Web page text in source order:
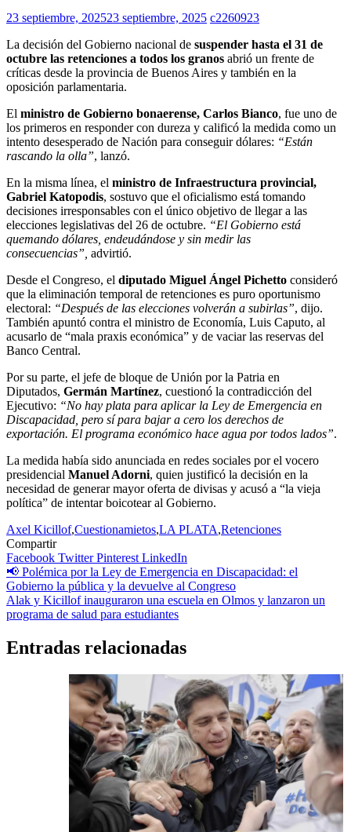
23 septiembre, 202523 septiembre, 2025 c2260923
La decisión del Gobierno nacional de suspender hasta el 31 de
octubre las retenciones a todos los granos abrió un frente de
críticas desde la provincia de Buenos Aires y también en la
oposición parlamentaria.
El ministro de Gobierno bonaerense, Carlos Bianco, fue uno de
los primeros en responder con dureza y calificó la medida como un
intento desesperado de Nación para conseguir dólares: “Están
rascando la olla”, lanzó.
En la misma línea, el ministro de Infraestructura provincial,
Gabriel Katopodis, sostuvo que el oficialismo está tomando
decisiones irresponsables con el único objetivo de llegar a las
elecciones legislativas del 26 de octubre. “El Gobierno está
quemando dólares, endeudándose y sin medir las
consecuencias”, advirtió.
Desde el Congreso, el diputado Miguel Ángel Pichetto consideró
que la eliminación temporal de retenciones es puro oportunismo
electoral: “Después de las elecciones volverán a subirlas”, dijo.
También apuntó contra el ministro de Economía, Luis Caputo, al
acusarlo de “mala praxis económica” y de vaciar las reservas del
Banco Central.
Por su parte, el jefe de bloque de Unión por la Patria en
Diputados, Germán Martínez, cuestionó la contradicción del
Ejecutivo: “No hay plata para aplicar la Ley de Emergencia en
Discapacidad, pero sí para bajar a cero los derechos de
exportación. El programa económico hace agua por todos lados”.
La medida había sido anunciada en redes sociales por el vocero
presidencial Manuel Adorni, quien justificó la decisión en la
necesidad de generar mayor oferta de divisas y acusó a “la vieja
política” de intentar boicotear al Gobierno.
Axel Kicillof,Cuestionamietos,LA PLATA,Retenciones
Compartir
Facebook TwitterPinterest LinkedIn
Navegación
de
entradas
📢 Polémica por la Ley de Emergencia en Discapacidad: el
Gobierno la pública y la devuelve al Congreso
Alak y Kicillof inauguraron una escuela en Olmos y lanzaron un
programa de salud para estudiantes
Entradas relacionadas